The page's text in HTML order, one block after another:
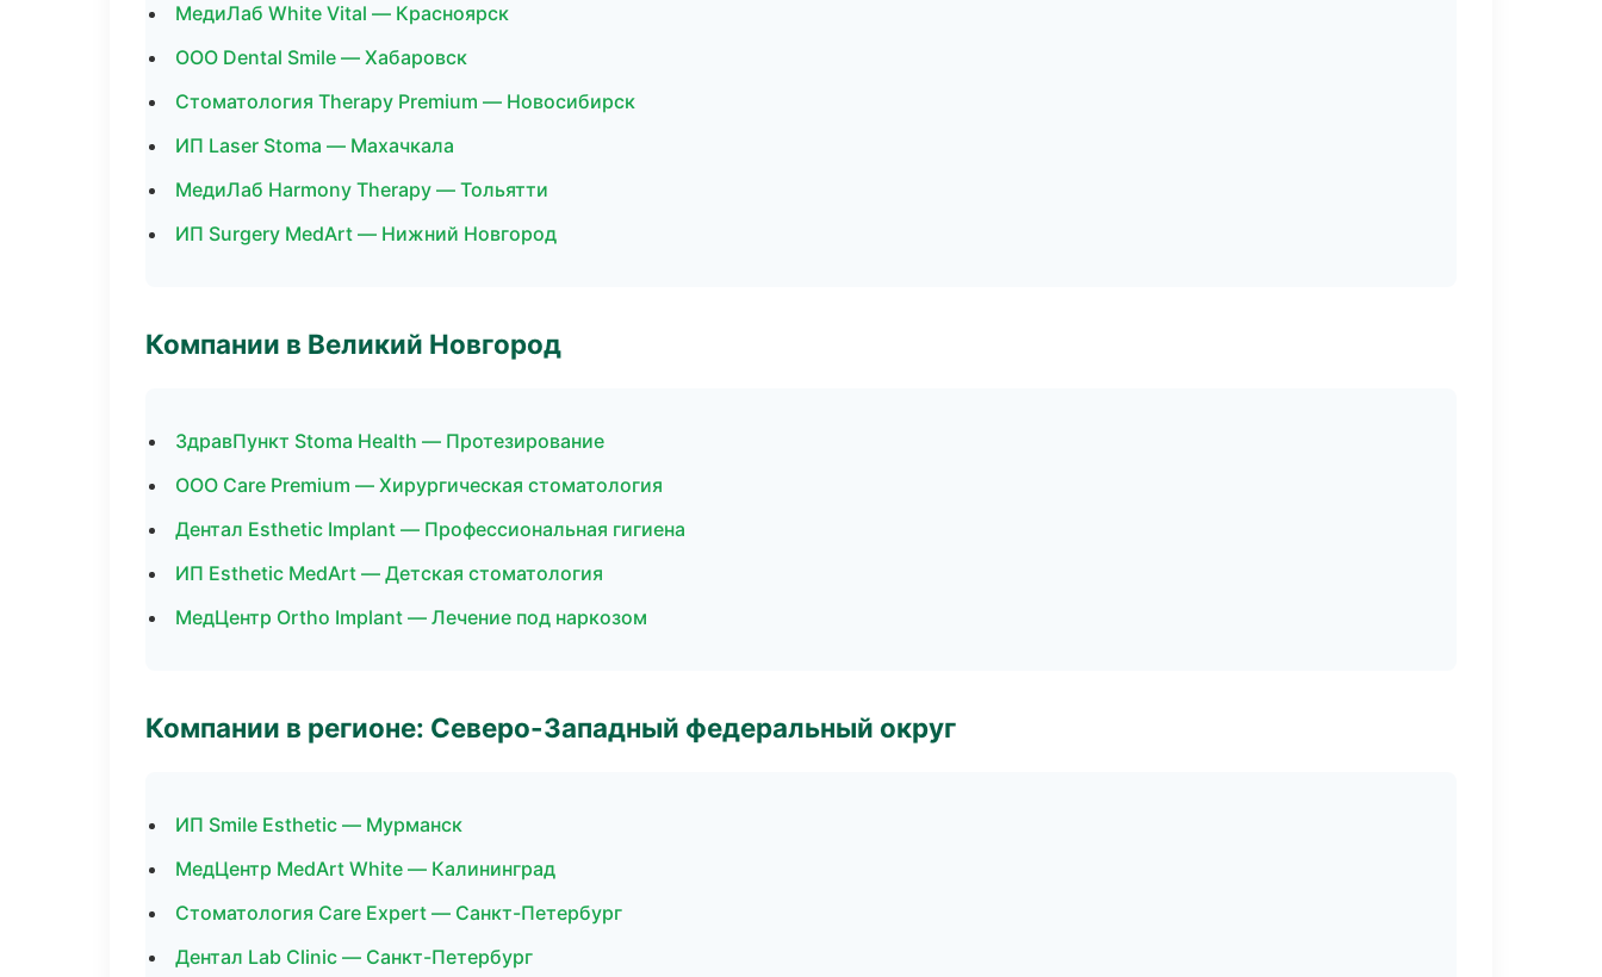
МедиЛаб White Vital — Красноярск
ООО Dental Smile — Хабаровск
Стоматология Therapy Premium — Новосибирск
ИП Laser Stoma — Махачкала
МедиЛаб Harmony Therapy — Тольятти
ИП Surgery MedArt — Нижний Новгород
Компании в Великий Новгород
ЗдравПункт Stoma Health — Протезирование
ООО Care Premium — Хирургическая стоматология
Дентал Esthetic Implant — Профессиональная гигиена
ИП Esthetic MedArt — Детская стоматология
МедЦентр Ortho Implant — Лечение под наркозом
Компании в регионе: Северо-Западный федеральный округ
ИП Smile Esthetic — Мурманск
МедЦентр MedArt White — Калининград
Стоматология Care Expert — Санкт-Петербург
Дентал Lab Clinic — Санкт-Петербург